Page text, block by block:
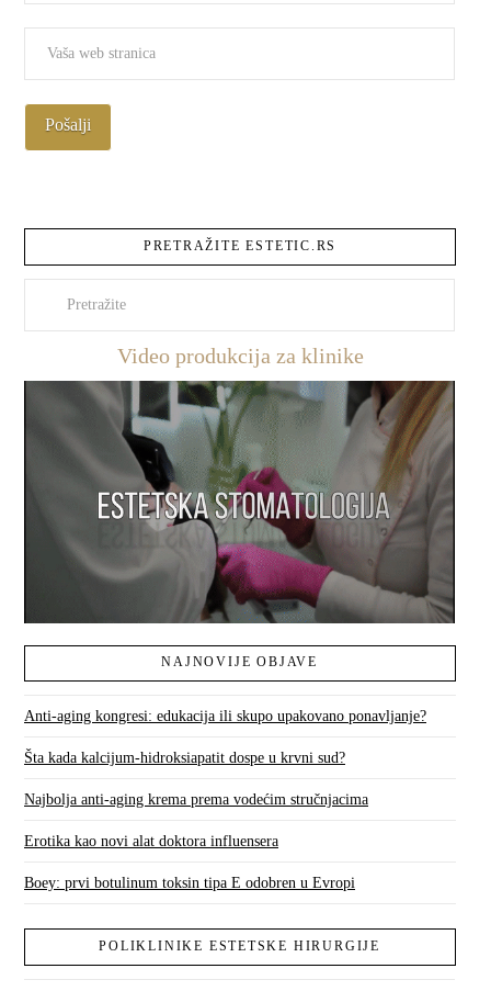
PRETRAŽITE ESTETIC.RS
Video produkcija za klinike
NAJNOVIJE OBJAVE
Anti-aging kongresi: edukacija ili skupo upakovano ponavljanje?
Šta kada kalcijum-hidroksiapatit dospe u krvni sud?
Najbolja anti-aging krema prema vodećim stručnjacima
Erotika kao novi alat doktora influensera
Boey: prvi botulinum toksin tipa E odobren u Evropi
POLIKLINIKE ESTETSKE HIRURGIJE